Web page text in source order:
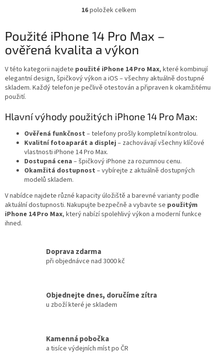
spoustu muziky.
O
l
á
d
a
c
í
p
k
v
ý
i
s
16položek celkem
Použité iPhone 14 Pro Max –
ověřená kvalita a výkon
V této kategorii najdete použité iPhone 14 Pro Max, které kombinují
elegantní design, špičkový výkon a iOS – všechny aktuálně dostupné
skladem. Každý telefon je pečlivě otestován a připraven k okamžitému
použití.
Hlavní výhody použitých iPhone 14 Pro Max:
Ověřená funkčnost – telefony prošly kompletní kontrolou.
Kvalitní fotoaparát a displej – zachovávají všechny klíčové
vlastnosti iPhone 14 Pro Max.
Dostupná cena – špičkový iPhone za rozumnou cenu.
Okamžitá dostupnost – vybírejte z aktuálně dostupných
modelů skladem.
V nabídce najdete různé kapacity úložiště a barevné varianty podle
aktuální dostupnosti. Nakupujte bezpečně a vybavte se použitým
iPhone 14 Pro Max, který nabízí spolehlivý výkon a moderní funkce
ihned.
Doprava zdarma
při objednávce nad 3000 kč
Objednejte dnes, doručíme zítra
u zboží které je skladem
Kamenná pobočka
a tisíce výdejních míst po ČR